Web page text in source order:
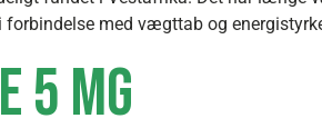
med vægttab og
5 Mg